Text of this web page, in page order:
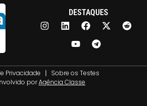
DESTAQUES
Privacidade
Sobre os Testes
porAgência Classe